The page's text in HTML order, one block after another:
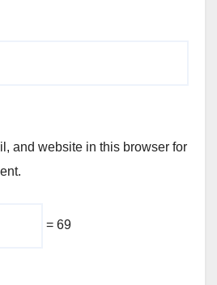
and website in this browser for
= 69